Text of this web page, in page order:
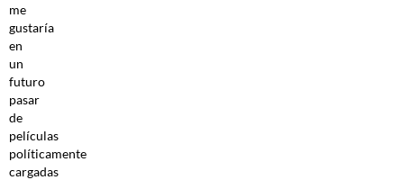
me
gustaría
en
un
futuro
pasar
de
películas
políticamente
cargadas